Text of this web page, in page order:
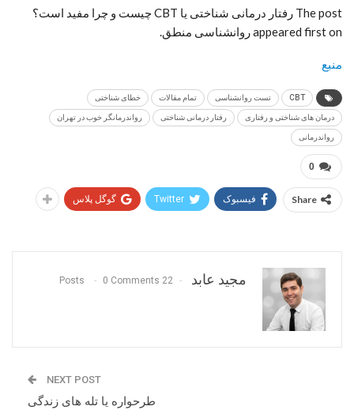
The post رفتار درمانی شناختی یا CBT چیست و چرا مفید است؟
appeared first on روانشناسی منطق.
منبع
CBT تست روانشناسی تمام مقالات خطای شناختی
درمان های شناختی و رفتاری رفتار درمانی شناختی رواندرمانگر خوب در تهران
رواندرمانی
0
Share فیسبوک Twitter گوگل پلاس
مجید عابد 22 Posts
0 Comments
NEXT POST
طرحواره یا تله های زندگی